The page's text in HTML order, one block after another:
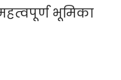
भूमिका